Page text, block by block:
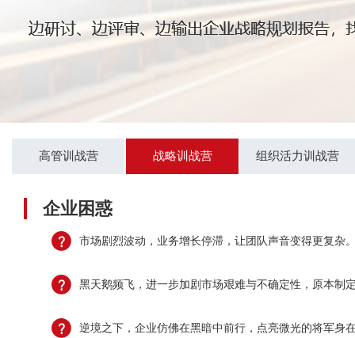
高管训战营 战略训战营 组织活力训战营
企业困惑
市场剧烈波动，业务增长停滞，让团队声音变得更复杂
黑天鹅频飞，进一步加剧市场艰难与不确定性，原本制
逆境之下，企业仿佛在黑暗中前行，点亮微光的将军身